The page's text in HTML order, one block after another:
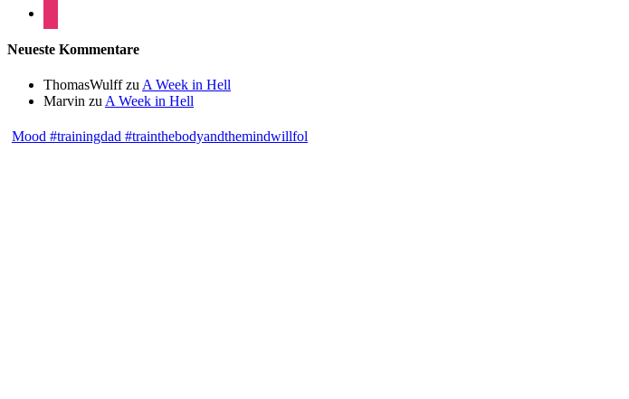
Neueste Kommentare
ThomasWulffzu A Week in Hell
Marvin zu A Week in Hell
Mood #trainingdad #trainthebodyandthemindwillfol